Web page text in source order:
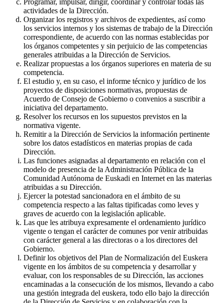
actividades de la Dirección.
Organizar los registros y archivos de expedientes, así como
los servicios internos y los sistemas de trabajo de la Dirección
correspondiente, de acuerdo con las normas establecidas por
los órganos competentes y sin perjuicio de las competencias
generales atribuidas a la Dirección de Servicios.
Realizar propuestas a los órganos superiores en materia de su
competencia.
El estudio y, en su caso, el informe técnico y jurídico de los
proyectos de disposiciones normativas, propuestas de
Acuerdo de Consejo de Gobierno o convenios a suscribir a
iniciativa del departamento.
Resolver los recursos en los supuestos previstos en la
normativa vigente.
Remitir a la Dirección de Servicios la información pertinente
sobre los datos estadísticos en materias propias de cada
Dirección.
Las funciones asignadas al departamento en relación con el
modelo de presencia de la Administración Pública de la
Comunidad Autónoma de Euskadi en Internet en las materias
atribuidas a su Dirección.
Ejercer la potestad sancionadora en el ámbito de su
competencia respecto a las faltas tipificadas como leves y
graves de acuerdo con la legislación aplicable.
Las que les atribuya expresamente el ordenamiento jurídico
vigente o tengan el carácter de comunes por venir atribuidas
con carácter general a las directoras o a los directores del
Gobierno.
Definir los objetivos del Plan de Normalización del Euskera
vigente en los ámbitos de su competencia y desarrollar y
evaluar, con los responsables de su Dirección, las acciones
encaminadas a la consecución de los mismos, llevando a cabo
una gestión integrada del euskera, todo ello bajo la dirección